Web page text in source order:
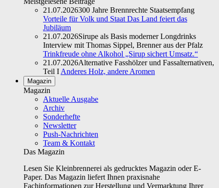
21.07.2026300 Jahre Brennrechte Staatsempfang
Vorteile für Volk und Staat Das Land feiert das
Jubiläum
21.07.2026Sirupe als Basis moderner Longdrinks
Interview mit Thomas Sippel, Brenner aus der Pfalz
Trinkfreude ohne Alkohol „Sirup sichert Umsatz.“
21.07.2026Alternative Fasshölzer und Fassalternativen,
Teil I Anderes Holz, andere Aromen
Magazin
Magazin
Aktuelle Ausgabe
Archiv
Sonderhefte
Newsletter
Push-Nachrichten
Team & Kontakt
Das Magazin
Lesen Sie Kleinbrennerei als gedrucktes Magazin oder E-
Paper. Das Magazin liefert Ihnen praxisnahe
Fachinformationen zur Herstellung und Vermarktung Ihrer